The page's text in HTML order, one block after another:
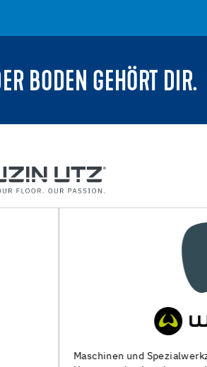
BODEN GEHÖRT DIR.
zur